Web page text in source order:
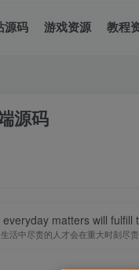
源码 游戏资源 教程
源码
matters will fulfill
活中尽责的人才会在重大时刻尽责